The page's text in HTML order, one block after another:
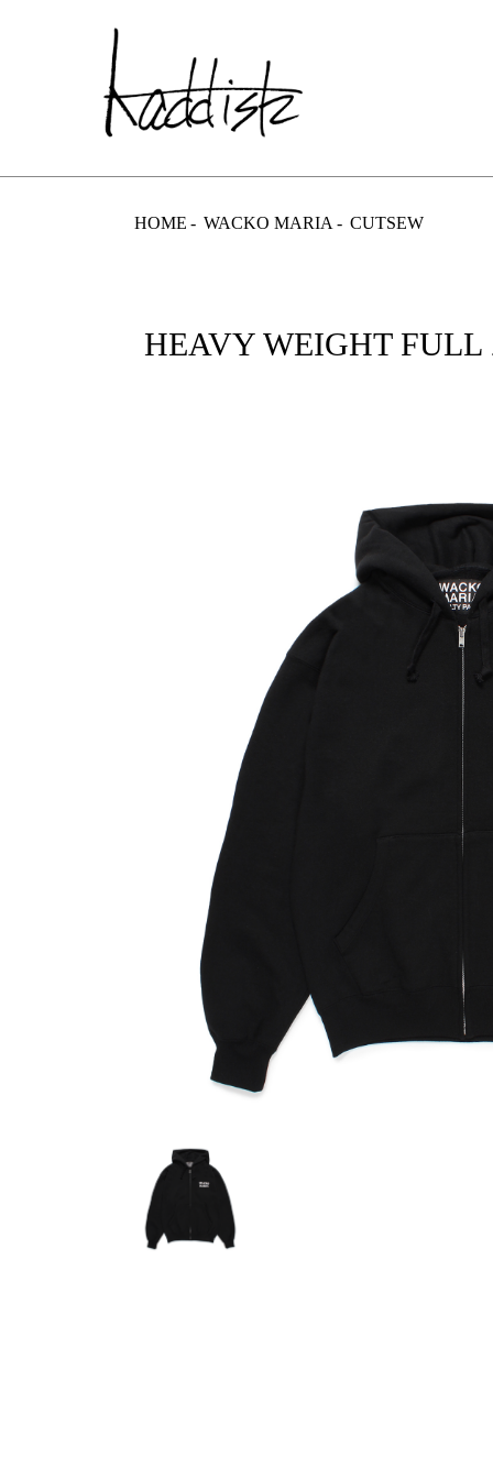
HOME WACKO MARIA CUTSEW
HEAVY WEIGHT FULL